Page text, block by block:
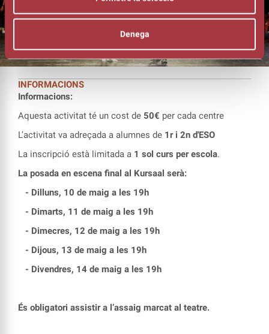
Denega
INFORMACIONS
Informacions:
Aquesta activitat té un cost de 50€ per cada centre
L’activitat va adreçada a alumnes de 1r i 2n d'ESO
La inscripció està limitada a 1 sol curs per escola.
La posada en escena final al Kursaal serà:
- Dilluns, 10 de maig a les 19h
- Dimarts, 11 de maig a les 19h
- Dimecres, 12 de maig a les 19h
- Dijous, 13 de maig a les 19h
- Divendres, 14 de maig a les 19h
És obligatori assistir a l’assaig marcat al teatre.